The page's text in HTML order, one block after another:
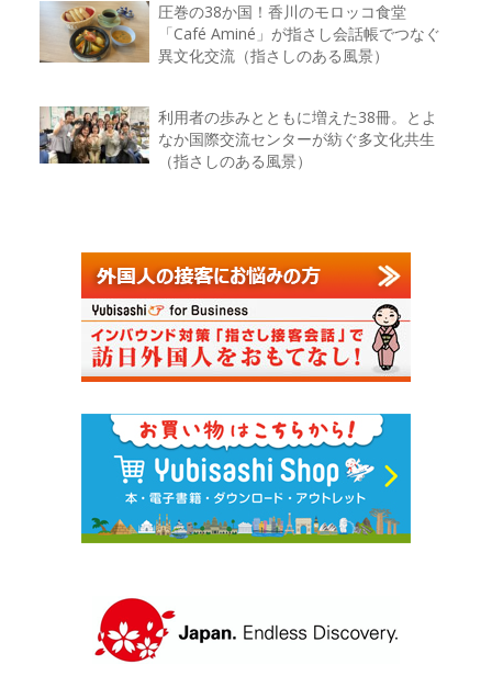
圧巻の38か国！香川のモロッコ食堂
「Café Aminé」が指さし会話帳でつなぐ
異文化交流（指さしのある風景）
利用者の歩みとともに増えた38冊。とよ
なか国際交流センターが紡ぐ多文化共生
（指さしのある風景）